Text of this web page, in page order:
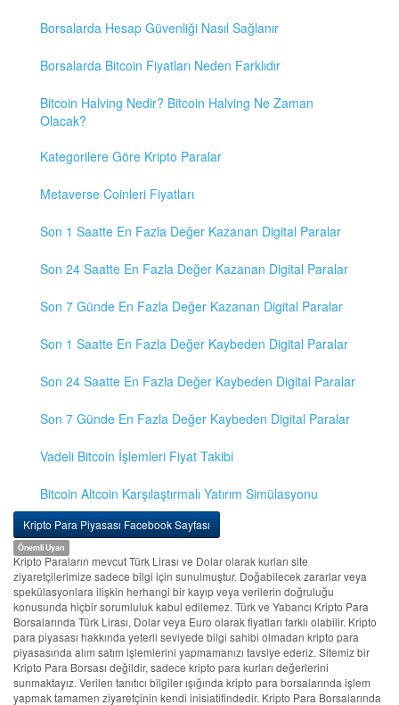
Borsalarda Hesap Güvenliği Nasıl Sağlanır
Borsalarda Bitcoin Fiyatları Neden Farklıdır
Bitcoin Halving Nedir? Bitcoin Halving Ne Zaman
Olacak?
Kategorilere Göre Kripto Paralar
Metaverse Coinleri Fiyatları
Son 1 Saatte En Fazla Değer Kazanan Digital Paralar
Son 24 Saatte En Fazla Değer Kazanan Digital Paralar
Son 7 Günde En Fazla Değer Kazanan Digital Paralar
Son 1 Saatte En Fazla Değer Kaybeden Digital Paralar
Son 24 Saatte En Fazla Değer Kaybeden Digital Paralar
Son 7 Günde En Fazla Değer Kaybeden Digital Paralar
Vadeli Bitcoin İşlemleri Fiyat Takibi
Bitcoin Altcoin Karşılaştırmalı Yatırım Simülasyonu
Kripto Para Piyasası Facebook Sayfası
Önemli Uyarı
Kripto Paraların mevcut Türk Lirası ve Dolar olarak kurları site
ziyaretçilerimize sadece bilgi için sunulmuştur. Doğabilecek zararlar veya
spekülasyonlara ilişkin herhangi bir kayıp veya verilerin doğruluğu
konusunda hiçbir sorumluluk kabul edilemez. Türk ve Yabancı Kripto Para
Borsalarında Türk Lirası, Dolar veya Euro olarak fiyatları farklı olabilir. Kripto
para piyasası hakkında yeterli seviyede bilgi sahibi olmadan kripto para
piyasasında alım satım işlemlerini yapmamanızı tavsiye ederiz. Sitemiz bir
Kripto Para Borsası değildir, sadece kripto para kurları değerlerini
sunmaktayız. Verilen tanıtıcı bilgiler ışığında kripto para borsalarında işlem
yapmak tamamen ziyaretçinin kendi inisiatifindedir. Kripto Para Borsalarında